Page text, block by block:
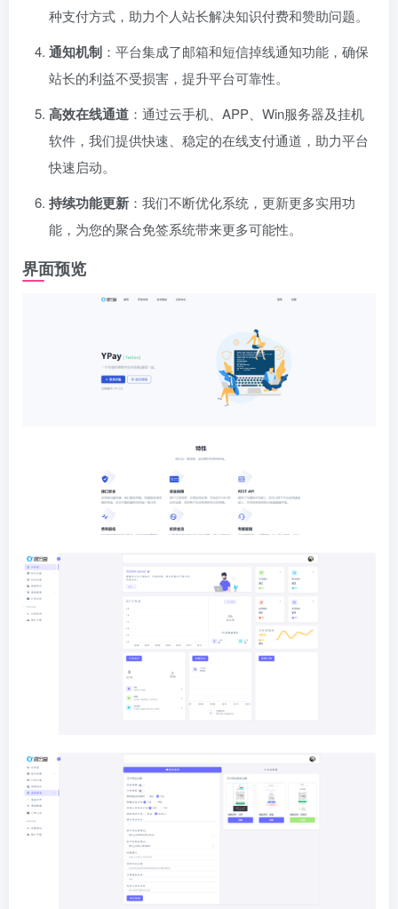
种支付方式，助力个人站长解决知识付费和赞助问题。
通知机制 ：平台集成了邮箱和短信掉线通知功能，确保
站长的利益不受损害，提升平台可靠性。
高效在线通道 ：通过云手机、APP、Win服务器及挂机
软件，我们提供快速、稳定的在线支付通道，助力平台
快速启动。
持续功能更新 ：我们不断优化系统，更新更多实用功
能，为您的聚合免签系统带来更多可能性。
界面预览